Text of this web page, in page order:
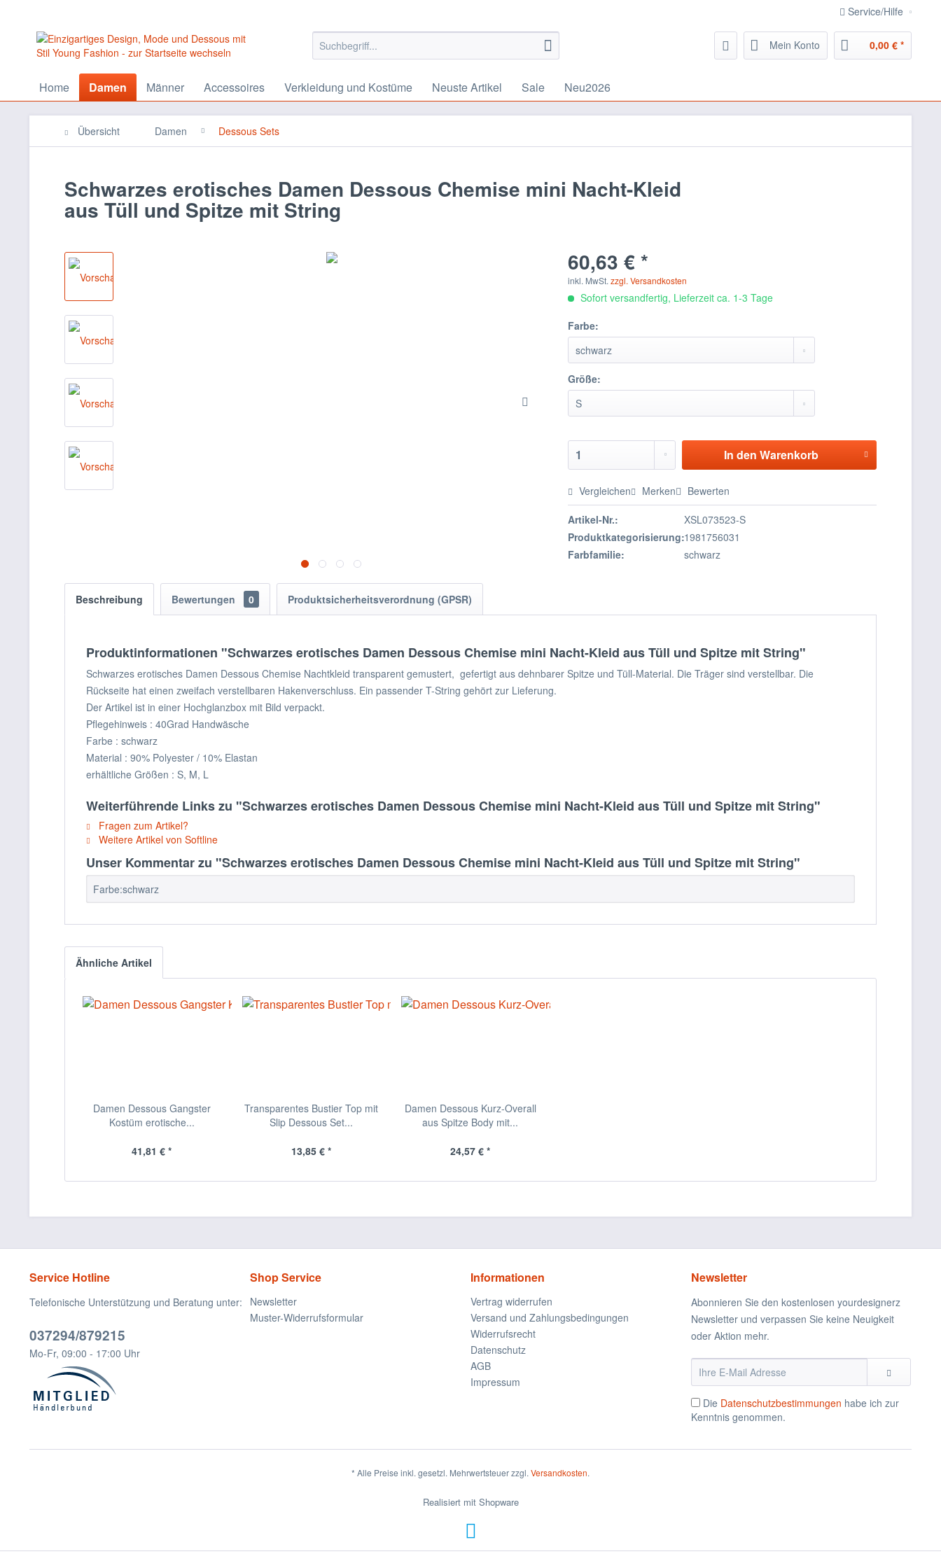
Service/Hilfe
Mein Konto 0,00 € *
Home Damen Männer Accessoires Verkleidung und Kostüme Neuste Artikel Sale Neu2026
Übersicht Damen Dessous Sets
Schwarzes erotisches Damen Dessous Chemise mini Nacht-Kleid
aus Tüll und Spitze mit String
60,63 € *
inkl. MwSt.zzgl. Versandkosten
Sofort versandfertig, Lieferzeit ca. 1-3 Tage
Farbe:
Größe:
In den Warenkorb
Vergleichen Merken Bewerten
Artikel-Nr.:
XSL073523-S
Produktkategorisierung:1981756031
Farbfamilie:
schwarz
Beschreibung Bewertungen 0 Produktsicherheitsverordnung (GPSR)
Produktinformationen "Schwarzes erotisches Damen Dessous Chemise mini Nacht-Kleid aus Tüll und Spitze mit String"
Schwarzes erotisches Damen Dessous Chemise Nachtkleid transparent gemustert, gefertigt aus dehnbarer Spitze und Tüll-Material. Die Träger sind verstellbar. Die
Rückseite hat einen zweifach verstellbaren Hakenverschluss. Ein passender T-String gehört zur Lieferung.
Der Artikel ist in einer Hochglanzbox mit Bild verpackt.
Pflegehinweis : 40Grad Handwäsche
Farbe : schwarz
Material : 90% Polyester / 10% Elastan
erhältliche Größen : S, M, L
Weiterführende Links zu "Schwarzes erotisches Damen Dessous Chemise mini Nacht-Kleid aus Tüll und Spitze mit String"
Fragen zum Artikel?
Weitere Artikel von Softline
Unser Kommentar zu "Schwarzes erotisches Damen Dessous Chemise mini Nacht-Kleid aus Tüll und Spitze mit String"
Farbe:schwarz
Ähnliche Artikel
Damen Dessous Gangster
Kostüm erotische...
41,81 € *
Transparentes Bustier Top mit
Slip Dessous Set...
13,85 € *
Damen Dessous Kurz-Overall
aus Spitze Body mit...
24,57 € *
Service Hotline
Telefonische Unterstützung und Beratung unter:
037294/879215
Mo-Fr, 09:00 - 17:00 Uhr
Shop Service
Newsletter
Muster-Widerrufsformular
Informationen
Vertrag widerrufen
Versand und Zahlungsbedingungen
Widerrufsrecht
Datenschutz
AGB
Impressum
Newsletter
Abonnieren Sie den kostenlosen yourdesignerz
Newsletter und verpassen Sie keine Neuigkeit
oder Aktion mehr.
Die Datenschutzbestimmungen habe ich zur
Kenntnis genommen.
* Alle Preise inkl. gesetzl. Mehrwertsteuer zzgl. Versandkosten.
Realisiert mit Shopware